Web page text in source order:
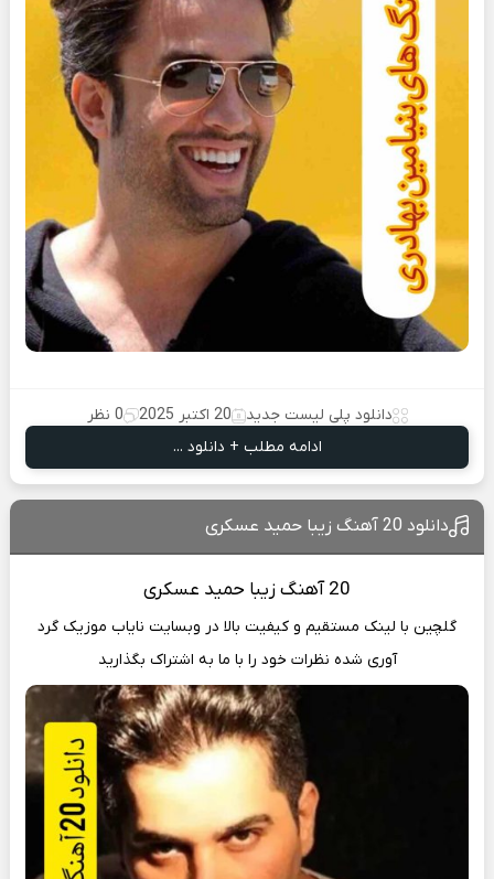
دانلود پلی لیست جدید 20 اکتبر 2025
0 نظر
ادامه مطلب + دانلود ...
دانلود 20 آهنگ زیبا حمید عسکری
20 آهنگ زیبا حمید عسکری
گلچین با لینک مستقیم و کیفیت بالا در وبسایت نایاب موزیک گرد
آوری شده نظرات خود را با ما به اشتراک بگذارید